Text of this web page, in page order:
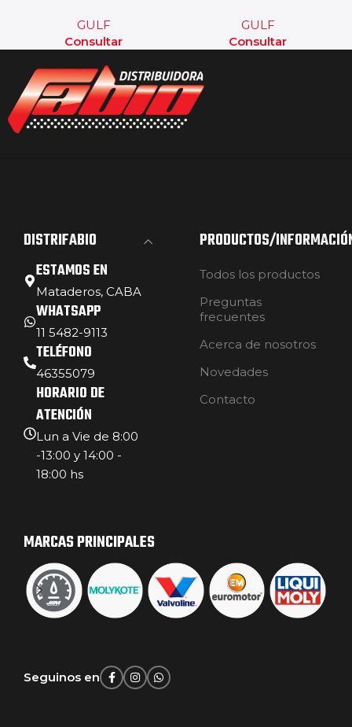
GULF
Consultar
GULF
Consultar
DISTRIFABIO
ESTAMOS EN
Mataderos, CABA
WHATSAPP
11 5482-9113
TELÉFONO
46355079
HORARIO DE
ATENCIÓN
Lun a Vie de 8:00
-13:00 y 14:00 -
18:00 hs
PRODUCTOS/
Todos los productos
Preguntas
frecuentes
Acerca de nosotros
Novedades
Contacto
MARCAS PRINCIPALES
Seguinos en